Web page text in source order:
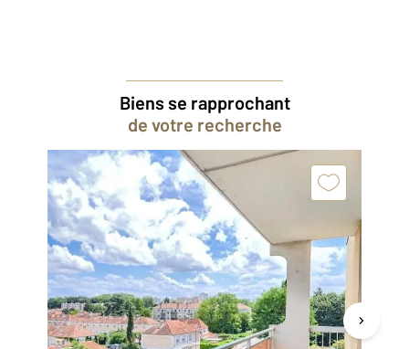
Biens se rapprochant
de votre recherche